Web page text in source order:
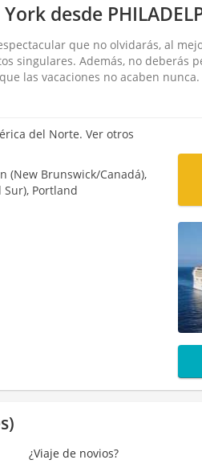
desde
que no olvidarás, al
singulares. Además, no deberás
las vacaciones no acaben
del Norte. Ver otros
(New Brunswick/Canadá),
Sur), Portland
¿Viaje de novios?